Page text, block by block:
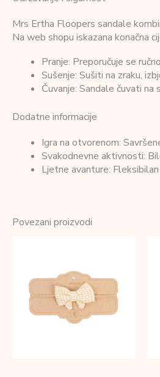
Mrs Ertha Floopers sandale
Na web shopu iskazana konačna
Pranje: Preporučuje se
Sušenje: Sušiti na zraku,
Čuvanje: Sandale čuvati na
Dodatne informacije
Igra na otvorenom:
Svakodnevne aktivnosti:
Ljetne avanture:
Povezani proizvodi